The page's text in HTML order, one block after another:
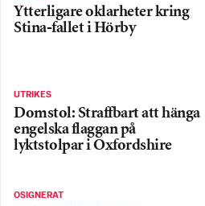
Ytterligare oklarheter kring
Stina-fallet i Hörby
UTRIKES
Domstol: Straffbart att hänga
engelska flaggan på
lyktstolpar i Oxfordshire
OSIGNERAT